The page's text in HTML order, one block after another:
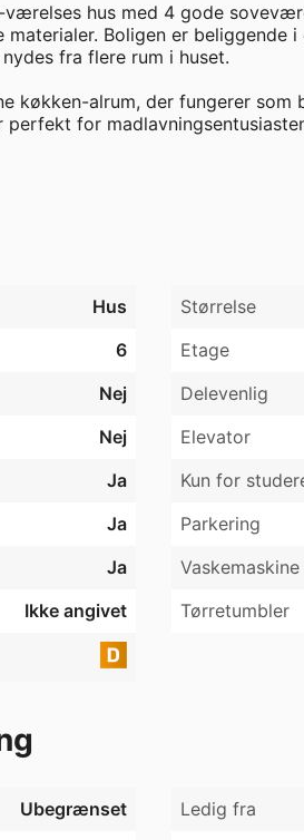
hus med 4 gode
Boligen er beliggende
fra flere rum i huset.
køkken-alrum, der fungerer som
perfekt for
der ønsker en kombination af
Hus Størrelse
6 Etage
Nej Delevenlig
Nej Elevator
Ja Kun for
Ja Parkering
Ja Vaskemaskine
Ikke angivet Tørretumbler
Ubegrænset Ledig fra